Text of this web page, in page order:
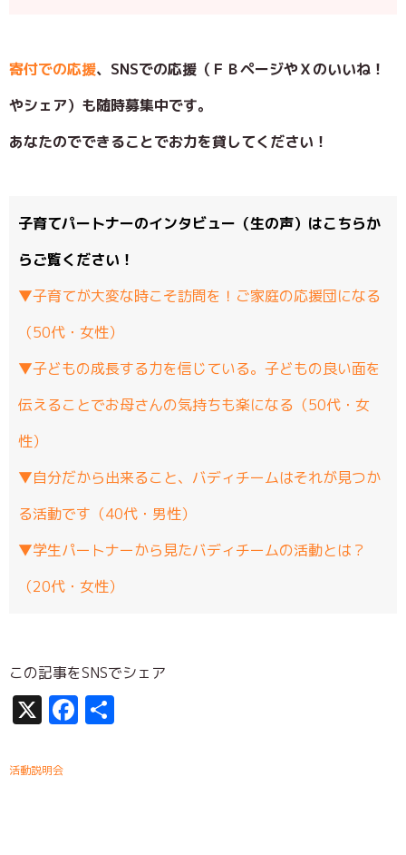
寄付での応援、SNSでの応援（ＦＢページやＸのいいね！
やシェア）も随時募集中です。
あなたのでできることでお力を貸してください！
子育てパートナーのインタビュー（生の声） はこちらか
らご覧ください！
▼子育てが大変な時こそ訪問を！ご家庭の応援団になる
（50代・女性）
▼子どもの成長する力を信じている。子どもの良い面を
伝えることでお母さんの気持ちも楽になる（50代・女
性）
▼自分だから出来ること、バディチームはそれが見つか
る活動です（40代・男性）
▼学生パートナーから見たバディチームの活動とは？
（20代・女性）
この記事をSNSでシェア
X Facebook
活動説明会